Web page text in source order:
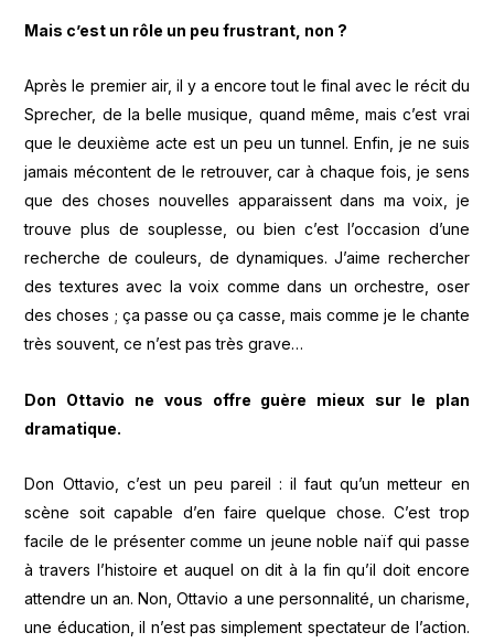
Mais c’est un rôle un peu frustrant, non ?
Après le premier air, il y a encore tout le final avec le récit du
Sprecher, de la belle musique, quand même, mais c’est vrai
que le deuxième acte est un peu un tunnel. Enfin, je ne suis
jamais mécontent de le retrouver, car à chaque fois, je sens
que des choses nouvelles apparaissent dans ma voix, je
trouve plus de souplesse, ou bien c’est l’occasion d’une
recherche de couleurs, de dynamiques. J’aime rechercher
des textures avec la voix comme dans un orchestre, oser
des choses ; ça passe ou ça casse, mais comme je le chante
très souvent, ce n’est pas très grave…
Don Ottavio ne vous offre guère mieux sur le plan
dramatique.
Don Ottavio, c’est un peu pareil : il faut qu’un metteur en
scène soit capable d’en faire quelque chose. C’est trop
facile de le présenter comme un jeune noble naïf qui passe
à travers l’histoire et auquel on dit à la fin qu’il doit encore
attendre un an. Non, Ottavio a une personnalité, un charisme,
une éducation, il n’est pas simplement spectateur de l’action.